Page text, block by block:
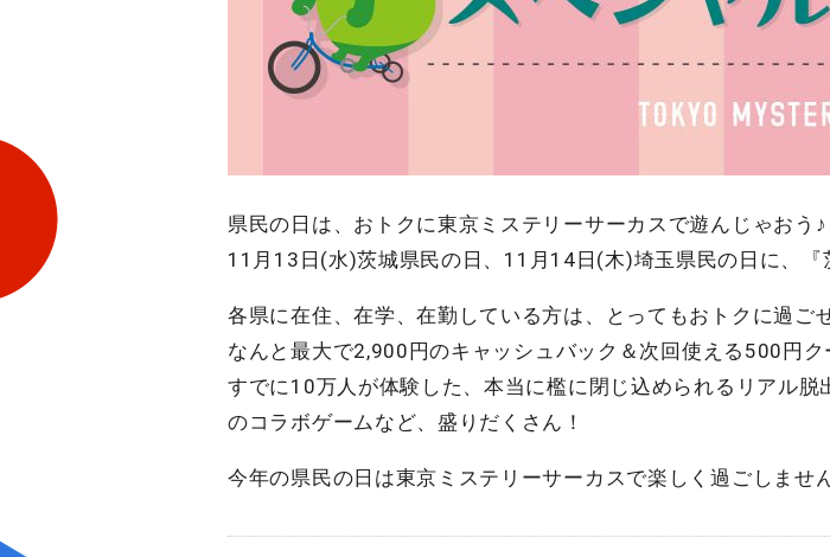
県民の日は、おトクに東京ミステリーサーカスで遊んじゃおう♪
11月13日(水)茨城県民の日、11月14日(木)埼玉県民の日に、
各県に在住、在学、在勤している方は、とってもおトクに過ご
なんと最大で2,900円のキャッシュバック＆次回使える500円ク
すでに10万人が体験した、本当に檻に閉じ込められるリアル
のコラボゲームなど、盛りだくさん！
今年の県民の日は東京ミステリーサーカスで楽しく過ごしませ